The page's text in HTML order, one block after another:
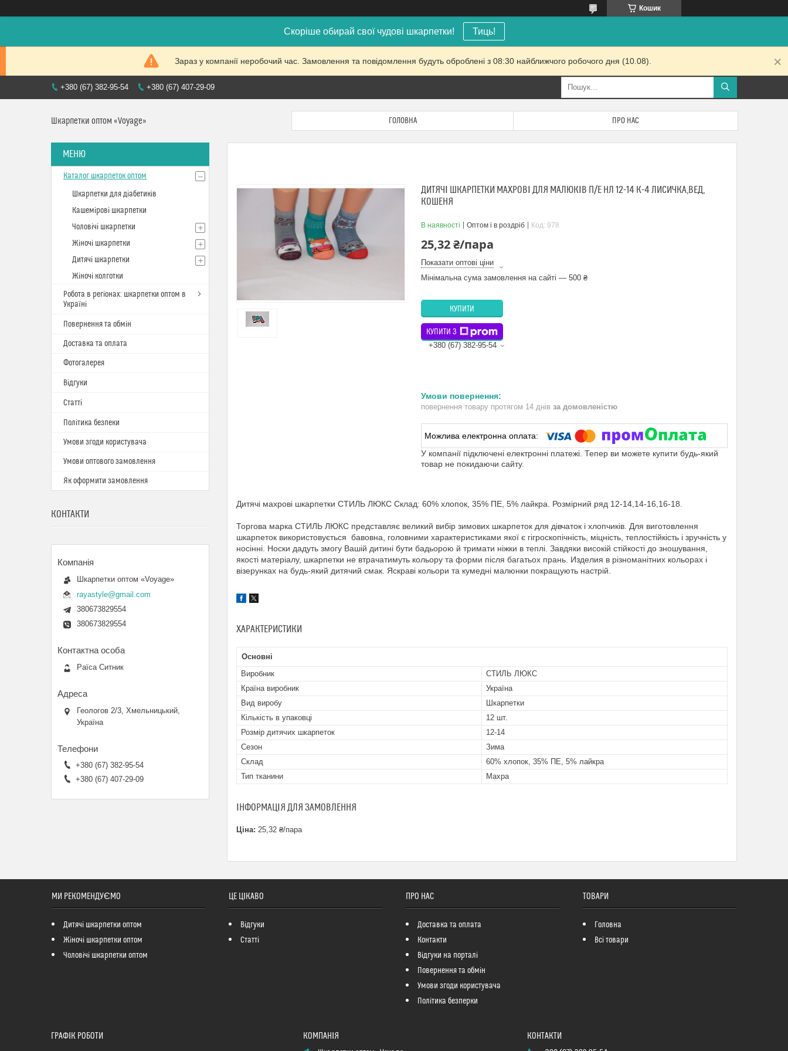
Кошик
Скоріше обирай свої чудові шкарпетки! Тиць!
Зараз у компанії неробочий час. Замовлення та повідомлення будуть оброблені з 08:30 найближчого робочого дня (10.08).
+380 (67) 382-95-54 +380 (67) 407-29-09
Шкарпетки оптом «Voyage» ГОЛОВНА ПРО НАС
ДИТЯЧІ ШКАРПЕТКИ МАХРОВІ ДЛЯ МАЛЮКІВ П/Е НЛ 12-14 К-4 ЛИСИЧКА,ВЕД,
КОШЕНЯ
В наявності Оптом і в роздріб Код: 978
25,32 ₴/пара
Показати оптові ціни
Мінімальна сума замовлення на сайті — 500 ₴
КУПИТИ
КУПИТИ З
+380 (67) 382-95-54
повернення товару протягом 14 днів за домовленістю
У компанії підключені електронні платежі. Тепер ви можете купити будь-який
товар не покидаючи сайту.
Дитячі махрові шкарпетки СТИЛЬ ЛЮКС Склад: 60% хлопок, 35% ПЕ, 5% лайкра. Розмірний ряд 12-14,14-16,16-18.
Торгова марка СТИЛЬ ЛЮКС представляє великий вибір зимових шкарпеток для дівчаток і хлопчиків. Для виготовлення
шкарпеток використовується бавовна, головними характеристиками якої є гігроскопічність, міцність, теплостійкість і зручність у
носінні. Носки дадуть змогу Вашій дитині бути бадьорою й тримати ніжки в теплі. Завдяки високій стійкості до зношування,
якості матеріалу, шкарпетки не втрачатимуть кольору та форми після багатьох прань. Изделия в різноманітних кольорах і
візерунках на будь-який дитячий смак. Яскраві кольори та кумедні малюнки покращують настрій.
ХАРАКТЕРИСТИКИ
Основні
Виробник
СТИЛЬ ЛЮКС
Країна виробник
Україна
Вид виробу
Шкарпетки
Кількість в упаковці
12 шт.
Розмір дитячих шкарпеток
12-14
Сезон
Зима
Склад
60% хлопок, 35% ПЕ, 5% лайкра
Тип тканини
Махра
ІНФОРМАЦІЯ ДЛЯ ЗАМОВЛЕННЯ
Ціна: 25,32 ₴/пара
Каталог шкарпеток оптом
Шкарпетки для діабетиків
Кашемірові шкарпетки
Чоловічі шкарпетки
Жіночі шкарпетки
Дитячі шкарпетки
Жіночі колготки
Робота в регіонах: шкарпетки оптом в
Україні
Повернення та обмін
Доставка та оплата
Фотогалерея
Відгуки
Статті
Політика безпеки
Умови згоди користувача
Умови оптового замовлення
Як оформити замовлення
КОНТАКТИ
Шкарпетки оптом «Voyage»
rayastyle@gmail.com
380673829554
380673829554
Раїса Ситник
Геологов 2/3, Хмельницький,
Україна
+380 (67) 382-95-54
+380 (67) 407-29-09
МИ РЕКОМЕНДУЄМО
Дитячі шкарпетки оптом
Жіночі шкарпетки оптом
Чоловічі шкарпетки оптом
ЦЕ ЦІКАВО
Відгуки
Статті
ПРО НАС
Доставка та оплата
Контакти
Відгуки на порталі
Повернення та обмін
Умови згоди користувача
Політика безперки
ТОВАРИ
Головна
Всі товари
ГРАФІК РОБОТИ